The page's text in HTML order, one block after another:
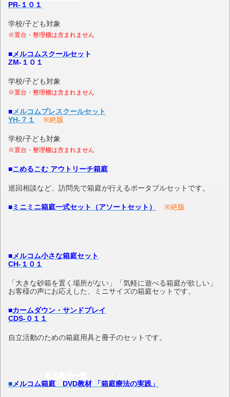
PR-１０１
学校/子ども対象
※置台・整理棚は含まれません
■メルコムスクールセッ ト
ZM-１０１
学校/子ども対象
※置台・整理棚は含まれません
■メルコムプレスクールセット
YH-７１
※絶版
学校/子ども対象
※置台・整理棚は含まれません
■こめるこむ アウトリーチ箱庭
巡回相談など、訪問先で箱庭が行えるポータブルセットです。
■ミニミニ箱庭一式セット（アソートセット） ※絶版
■メルコム小さな箱庭セット
CH-１０１
「大きな砂箱を置く場所がない」「気軽に遊べる箱庭が欲しい」
お客様の声にお応えした、ミニサイズの箱庭セットです。
■カームダウン・サンドプレイ
CDS-０１１
自立活動のための箱庭用具と冊子のセットです。
■メルコム箱庭 DVD教材 「箱庭療法の実践」